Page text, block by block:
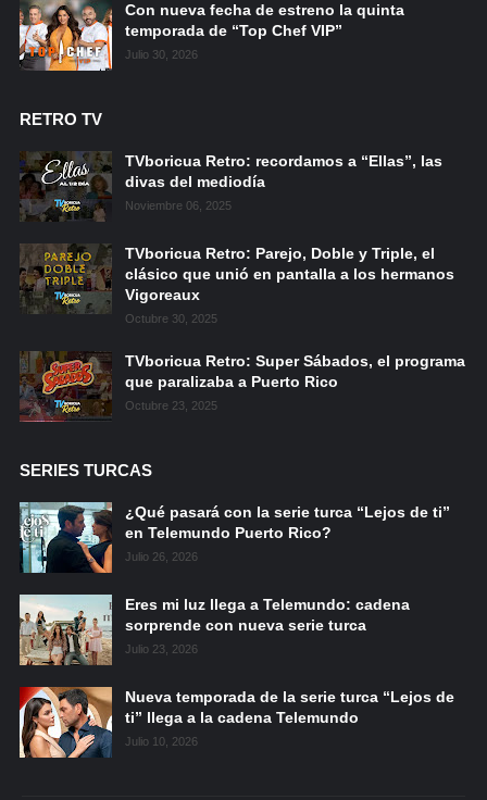
Con nueva fecha de estreno la quinta
temporada de “Top Chef VIP”
Julio 30, 2026
RETRO TV
TVboricua Retro: recordamos a “Ellas”, las
divas del mediodía
Noviembre 06, 2025
TVboricua Retro: Parejo, Doble y Triple, el
clásico que unió en pantalla a los hermanos
Vigoreaux
Octubre 30, 2025
TVboricua Retro: Super Sábados, el programa
que paralizaba a Puerto Rico
Octubre 23, 2025
SERIES TURCAS
¿Qué pasará con la serie turca “Lejos de ti”
en Telemundo Puerto Rico?
Julio 26, 2026
Eres mi luz llega a Telemundo: cadena
sorprende con nueva serie turca
Julio 23, 2026
Nueva temporada de la serie turca “Lejos de
ti” llega a la cadena Telemundo
Julio 10, 2026